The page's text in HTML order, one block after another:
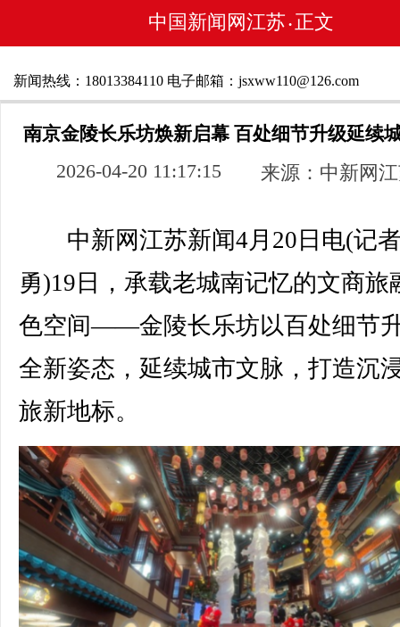
中国新闻网江苏 • 正文
新闻热线：18013384110 电子邮箱：jsxww110@126.com
南京金陵长乐坊焕新启幕 百处细节升级延续
2026-04-20 11:17:15 来源：中新网
中新网江苏新闻4月20日电(记
勇)19日，承载老城南记忆的文商旅
色空间——金陵长乐坊以百处细节
全新姿态，延续城市文脉，打造沉
旅新地标。